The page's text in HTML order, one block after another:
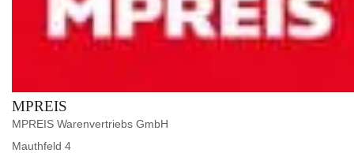
MPREIS
MPREIS Warenvertriebs GmbH
Mauthfeld 4